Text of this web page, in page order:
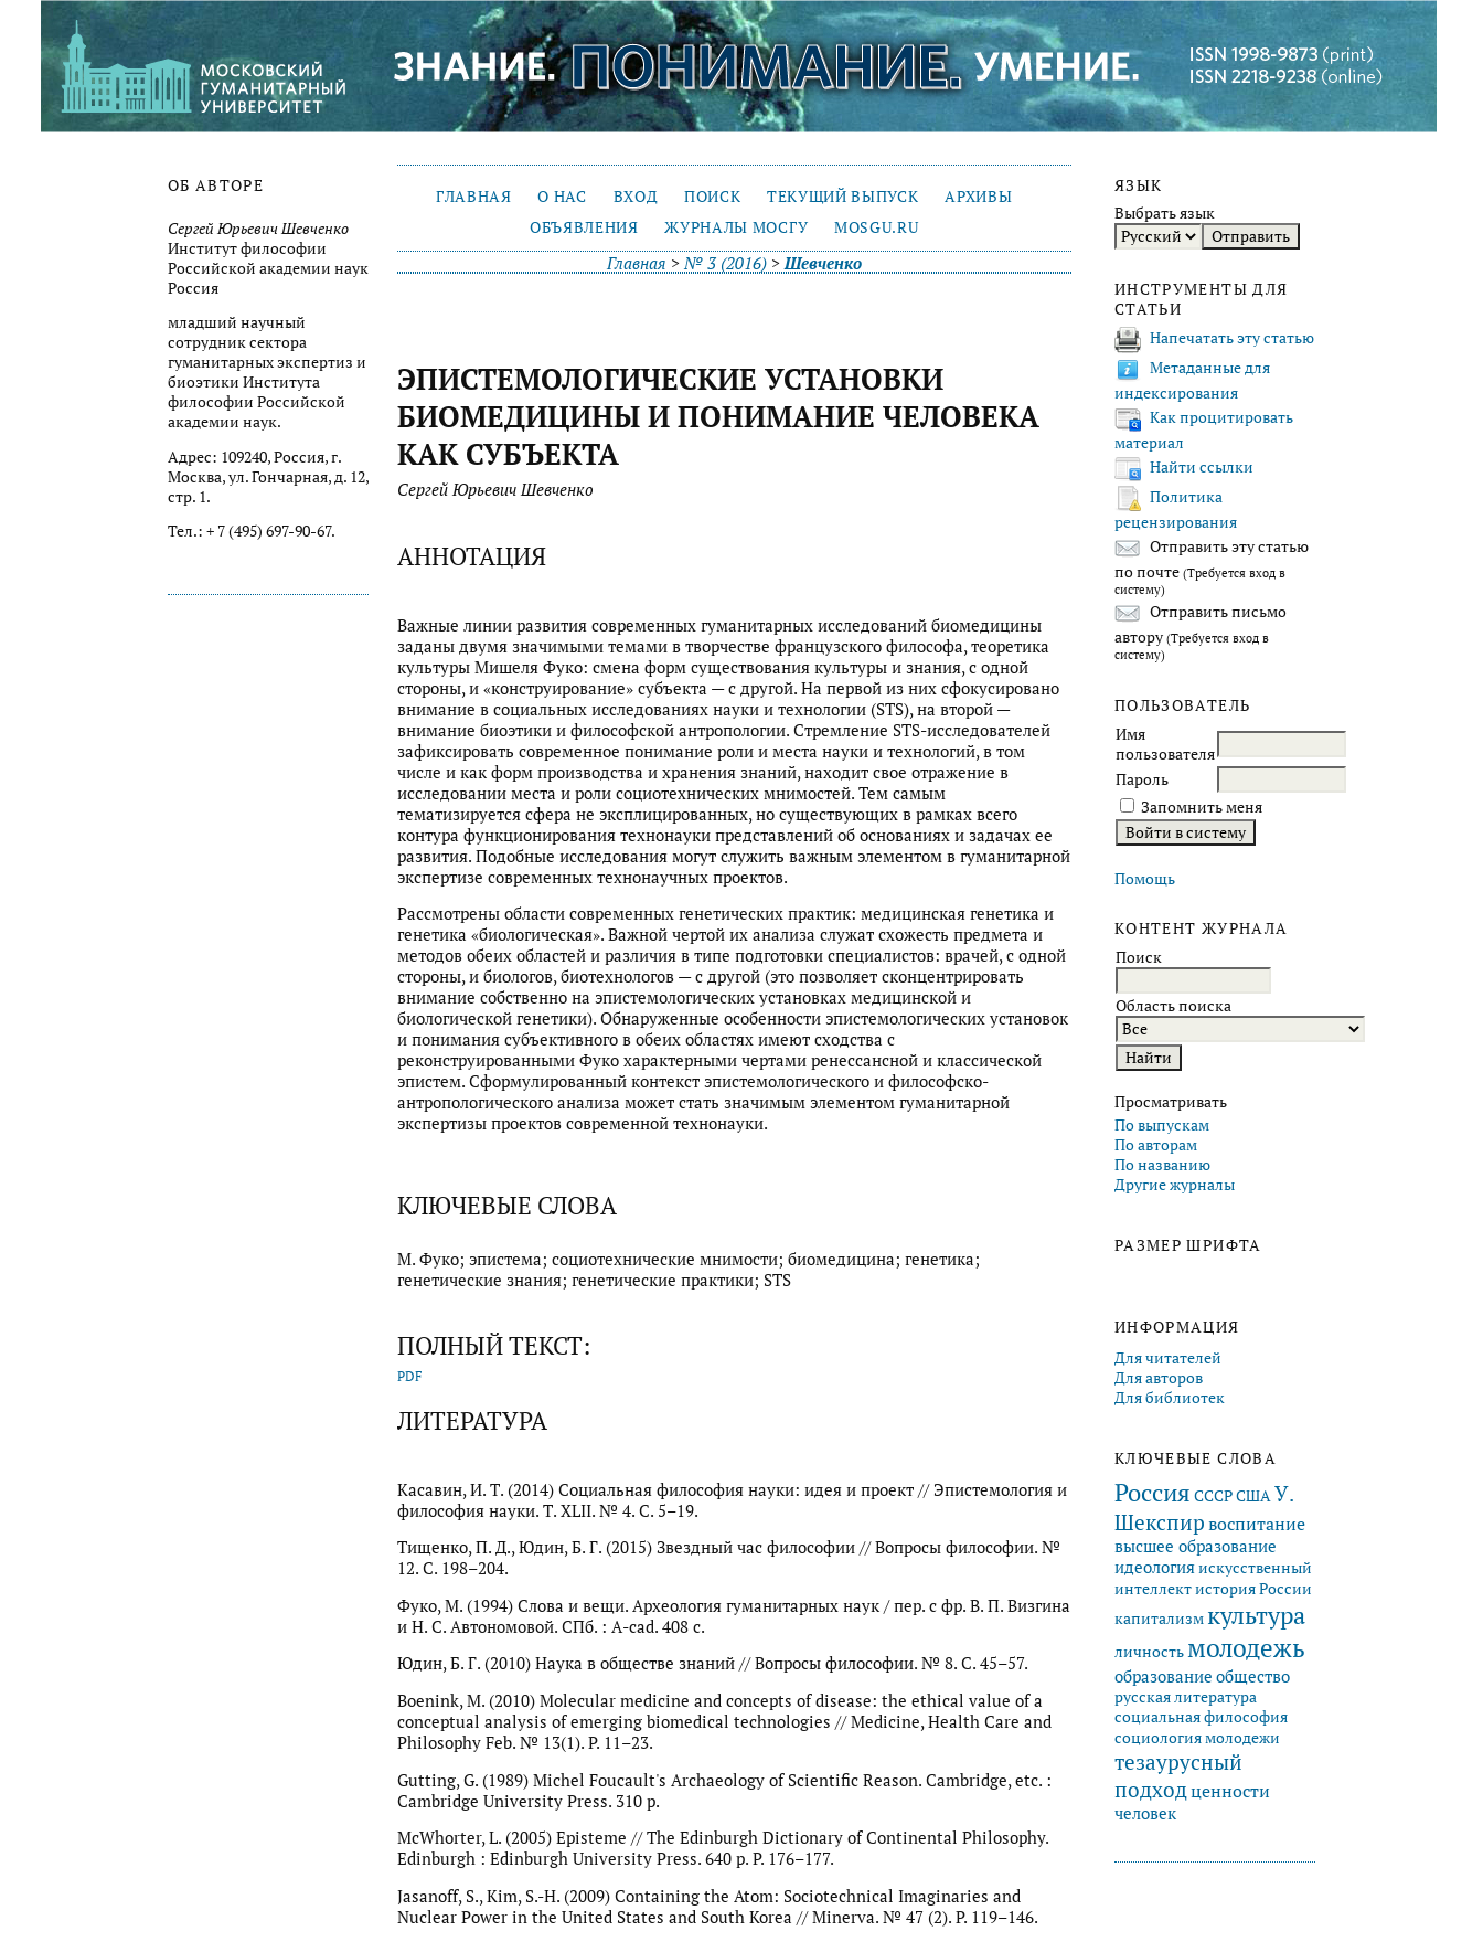
ОБ АВТОРЕ
Сергей Юрьевич Шевченко
Институт философии
Российской академии наук
Россия
младший научный
сотрудник сектора
гуманитарных экспертиз и
биоэтики Института
философии Российской
академии наук.
Адрес: 109240, Россия, г.
Москва, ул. Гончарная, д. 12,
стр. 1.
Тел.: + 7 (495) 697-90-67.
ЯЗЫК
Выбрать язык
ИНСТРУМЕНТЫ ДЛЯ
СТАТЬИ
Напечатать эту статью
Метаданные для
индексирования
Как процитировать
материал
Найти ссылки
Политика
рецензирования
Отправить эту статью
по почте (Требуется вход в
систему)
Отправить письмо
автору (Требуется вход в
систему)
ПОЛЬЗОВАТЕЛЬ
Имя
пользователя
Пароль
Запомнить меня
Помощь
КОНТЕНТ ЖУРНАЛА
Поиск
Область поиска
Просматривать
По выпускам
По авторам
По названию
Другие журналы
РАЗМЕР ШРИФТА
ИНФОРМАЦИЯ
Для читателей
Для авторов
Для библиотек
КЛЮЧЕВЫЕ СЛОВА
Россия СССРСШАУ.
Шекспир воспитание
высшее образование
идеологияискусственный
интеллектистория России
капитализм культура
личностьмолодежь
образование общество
русская литература
социальная философия
социология молодежи
тезаурусный
подходценности
человек
ГЛАВНАЯ О НАС ВХОД ПОИСК ТЕКУЩИЙ ВЫПУСК
АРХИВЫ
ОБЪЯВЛЕНИЯ
ЖУРНАЛЫ МОСГУ MOSGU.RU
Главная >№ 3 (2016) >Шевченко
ЭПИСТЕМОЛОГИЧЕСКИЕ УСТАНОВКИ
БИОМЕДИЦИНЫ И ПОНИМАНИЕ ЧЕЛОВЕКА
КАК СУБЪЕКТА
Сергей Юрьевич Шевченко
АННОТАЦИЯ
Важные линии развития современных гуманитарных исследований биомедицины
заданы двумя значимыми темами в творчестве французского философа, теоретика
культуры Мишеля Фуко: смена форм существования культуры и знания, с одной
стороны, и «конструирование» субъекта — с другой. На первой из них сфокусировано
внимание в социальных исследованиях науки и технологии (STS), на второй —
внимание биоэтики и философской антропологии. Стремление STS-исследователей
зафиксировать современное понимание роли и места науки и технологий, в том
числе и как форм производства и хранения знаний, находит свое отражение в
исследовании места и роли социотехнических мнимостей. Тем самым
тематизируется сфера не эксплицированных, но существующих в рамках всего
контура функционирования технонауки представлений об основаниях и задачах ее
развития. Подобные исследования могут служить важным элементом в гуманитарной
экспертизе современных технонаучных проектов.
Рассмотрены области современных генетических практик: медицинская генетика и
генетика «биологическая». Важной чертой их анализа служат схожесть предмета и
методов обеих областей и различия в типе подготовки специалистов: врачей, с одной
стороны, и биологов, биотехнологов — с другой (это позволяет сконцентрировать
внимание собственно на эпистемологических установках медицинской и
биологической генетики). Обнаруженные особенности эпистемологических установок
и понимания субъективного в обеих областях имеют сходства с
реконструированными Фуко характерными чертами ренессансной и классической
эпистем. Сформулированный контекст эпистемологического и философско-
антропологического анализа может стать значимым элементом гуманитарной
экспертизы проектов современной технонауки.
КЛЮЧЕВЫЕ СЛОВА
М. Фуко; эпистема; социотехнические мнимости; биомедицина; генетика;
генетические знания; генетические практики; STS
ПОЛНЫЙ ТЕКСТ:
PDF
ЛИТЕРАТУРА
Касавин, И. Т. (2014) Социальная философия науки: идея и проект // Эпистемология и
философия науки. Т. XLII. № 4. С. 5–19.
Тищенко, П. Д., Юдин, Б. Г. (2015) Звездный час философии // Вопросы философии. №
12. С. 198–204.
Фуко, М. (1994) Слова и вещи. Археология гуманитарных наук / пер. с фр. В. П. Визгина
и Н. С. Автономовой. СПб. : А-cad. 408 с.
Юдин, Б. Г. (2010) Наука в обществе знаний // Вопросы философии. № 8. С. 45–57.
Boenink, M. (2010) Molecular medicine and concepts of disease: the ethical value of a
conceptual analysis of emerging biomedical technologies // Medicine, Health Care and
Philosophy Feb. № 13(1). P. 11–23.
Gutting, G. (1989) Michel Foucault's Archaeology of Scientific Reason. Cambridge, etc. :
Cambridge University Press. 310 p.
McWhorter, L. (2005) Episteme // The Edinburgh Dictionary of Continental Philosophy.
Edinburgh : Edinburgh University Press. 640 р. P. 176–177.
Jasanoff, S., Kim, S.-H. (2009) Containing the Atom: Sociotechnical Imaginaries and
Nuclear Power in the United States and South Korea // Minerva. № 47 (2). P. 119–146.